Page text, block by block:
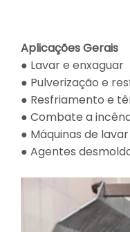
Aplicações Gerais
● Lavar e enxaguar
● Pulverização e
● Resfriamento e
● Combate a
● Máquinas de lavar
● Agentes